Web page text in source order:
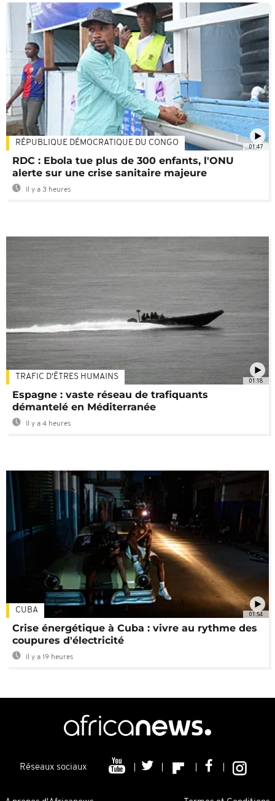
01:47
RÉPUBLIQUE DÉMOCRATIQUE DU CONGO
RDC : Ebola tue plus de 300 enfants, l'ONU
alerte sur une crise sanitaire majeure
Il y a 3 heures
01:18
TRAFIC D'ÊTRES HUMAINS
Espagne : vaste réseau de trafiquants
démantelé en Méditerranée
Il y a 4 heures
01:54
CUBA
Crise énergétique à Cuba : vivre au rythme des
coupures d'électricité
Il y a 19 heures
Réseaux sociaux